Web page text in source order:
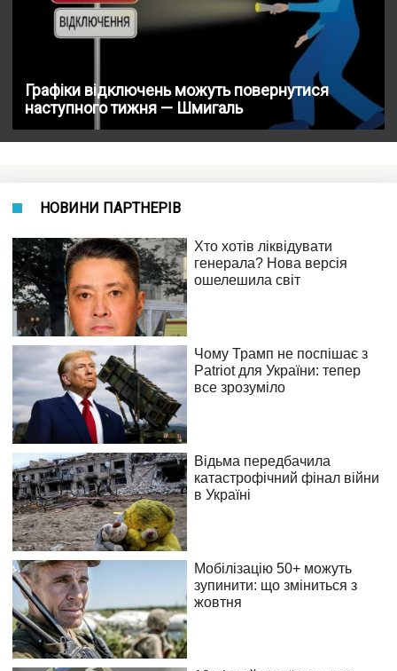
Графіки відключень можуть повернутися
наступного тижня — Шмигаль
НОВИНИ ПАРТНЕРІВ